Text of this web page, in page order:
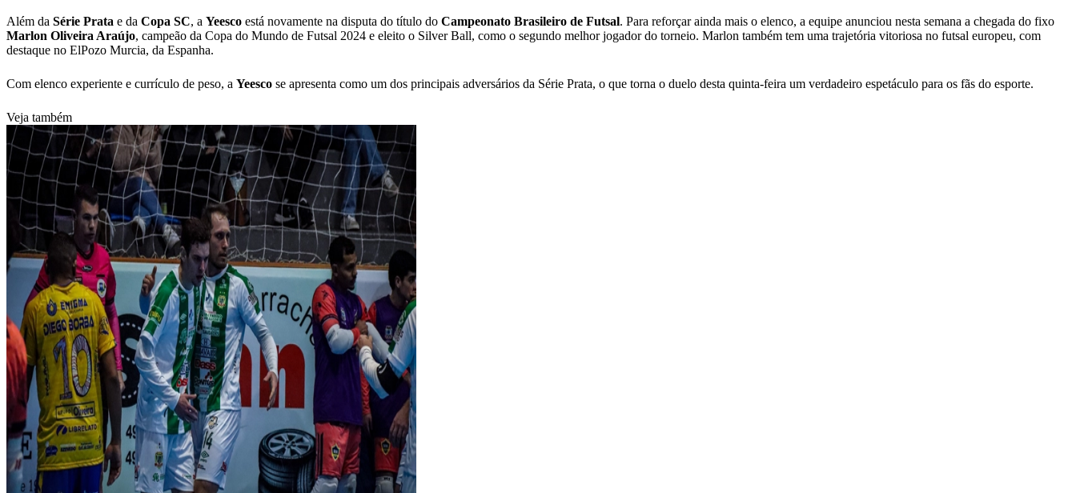
Além da Série Prata e da Copa SC, a Yeesco está novamente na disputa do título do Campeonato Brasileiro de Futsal. Para reforçar ainda mais o elenco, a equipe anunciou nesta semana a chegada do fixo
Marlon Oliveira Araújo, campeão da Copa do Mundo de Futsal 2024 e eleito o Silver Ball, como o segundo melhor jogador do torneio. Marlon também tem uma trajetória vitoriosa no futsal europeu, com
destaque no ElPozo Murcia, da Espanha.
Com elenco experiente e currículo de peso, a Yeesco se apresenta como um dos principais adversários da Série Prata, o que torna o duelo desta quinta-feira um verdadeiro espetáculo para os fãs do esporte.
Veja também